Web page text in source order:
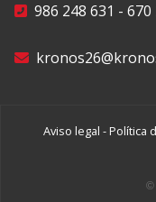
986 248 631 - 670
Aviso legal -Política
©